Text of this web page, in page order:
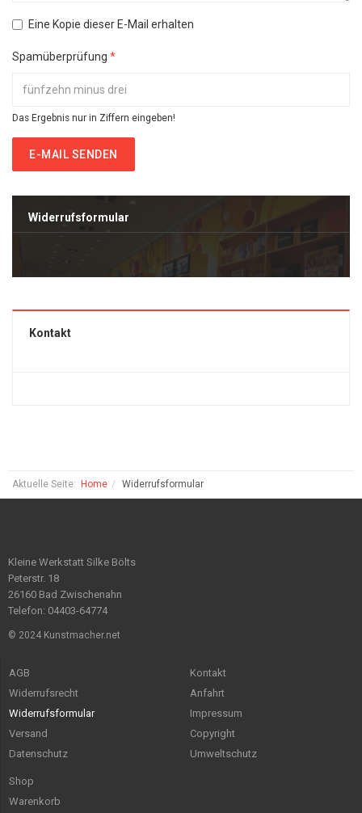
Eine Kopie dieser E-Mail erhalten
Spamüberprüfung *
Das Ergebnis nur in Ziffern eingeben!
E-MAIL SENDEN
Widerrufsformular
Kontakt
Aktuelle Seite: Home Widerrufsformular
Kleine Werkstatt Silke Bölts
Peterstr. 18
26160 Bad Zwischenahn
Telefon: 04403-64774
© 2024 Kunstmacher.net
AGB
Widerrufsrecht
Widerrufsformular
Versand
Datenschutz
Kontakt
Anfahrt
Impressum
Copyright
Umweltschutz
Shop
Warenkorb